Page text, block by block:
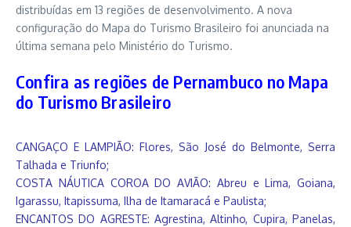
distribuídas em 13 regiões de desenvolvimento. A nova
configuração do Mapa do Turismo Brasileiro foi anunciada na
última semana pelo Ministério do Turismo.
Confira as regiões de Pernambuco no Mapa
do Turismo Brasileiro
CANGAÇO E LAMPIÃO: Flores, São José do Belmonte, Serra
Talhada e Triunfo;
COSTA NÁUTICA COROA DO AVIÃO: Abreu e Lima, Goiana,
Igarassu, Itapissuma, Ilha de Itamaracá e Paulista;
ENCANTOS DO AGRESTE: Agrestina, Altinho, Cupira, Panelas,